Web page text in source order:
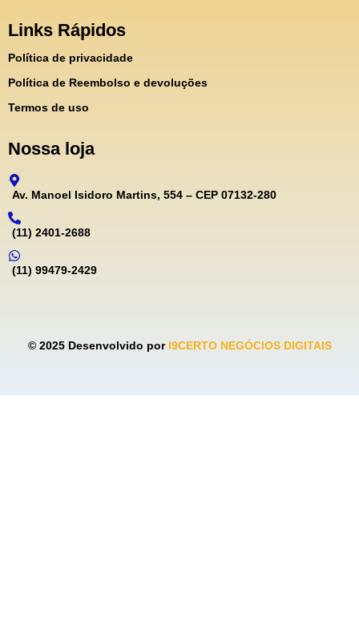
Links Rápidos
Política de privacidade
Política de Reembolso e devoluções
Termos de uso
Nossa loja
Av. Manoel Isidoro Martins, 554 – CEP 07132-280
(11) 2401-2688
(11) 99479-2429
© 2025 Desenvolvido por I9CERTO NEGÓCIOS DIGITAIS